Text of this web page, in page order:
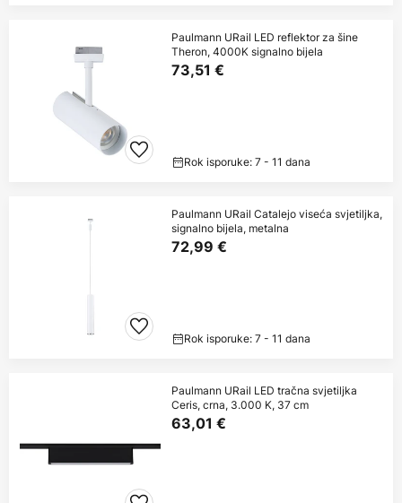
Paulmann URail LED reflektor za šine
Theron, 4000K signalno bijela
73,51 €
Rok isporuke: 7 - 11 dana
Paulmann URail Catalejo viseća svjetiljka,
signalno bijela, metalna
72,99 €
Rok isporuke: 7 - 11 dana
Paulmann URail LED tračna svjetiljka
Ceris, crna, 3.000 K, 37 cm
63,01 €